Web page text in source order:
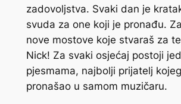
zadovoljstva. Svaki dan je
svuda za one koji je pronađu.
nove mostove koje stvaraš za
Nick! Za svaki osjećaj postoji
pjesmama, najbolji prijatelj
pronašao u samom muzičaru.